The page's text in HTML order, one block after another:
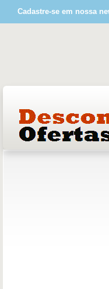
Cadastre-se em nossa